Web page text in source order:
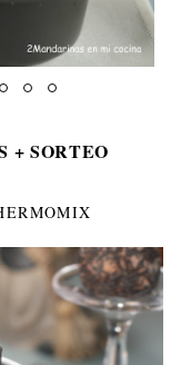
+ SORTEO